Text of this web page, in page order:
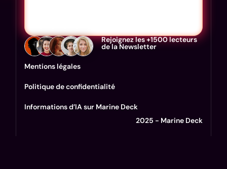
Rejoignez les +1500 lecteurs
de la Newsletter
Mentions légales
Politique de confidentialité
Informations d’IA sur Marine Deck
2025 - Marine Deck